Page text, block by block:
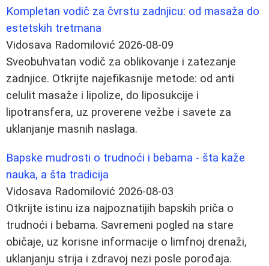
Kompletan vodič za čvrstu zadnjicu: od masaža do
estetskih tretmana
Vidosava Radomilović 2026-08-09
Sveobuhvatan vodič za oblikovanje i zatezanje
zadnjice. Otkrijte najefikasnije metode: od anti
celulit masaže i lipolize, do liposukcije i
lipotransfera, uz proverene vežbe i savete za
uklanjanje masnih naslaga.
Bapske mudrosti o trudnoći i bebama - šta kaže
nauka, a šta tradicija
Vidosava Radomilović 2026-08-03
Otkrijte istinu iza najpoznatijih bapskih priča o
trudnoći i bebama. Savremeni pogled na stare
običaje, uz korisne informacije o limfnoj drenaži,
uklanjanju strija i zdravoj nezi posle porođaja.